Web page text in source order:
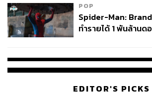
ห้ามนำบัตรเลือกตั้งใส่ในหีบบัตรเลือ
อำนาจโดยชอบด้วยกฎหมาย หรือกร
กระทำการใดอันเป็นเหตุให้มีบัตรเลื
POP
Spider-Man:
ทำรายได้ 1 พันล้านด
EDITOR'S PICKS